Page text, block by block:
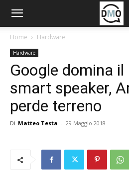
Home Hardware
Hardware
Google domina
smart speaker,
perde terreno
Di Matteo Testa - 29 Maggio 2018